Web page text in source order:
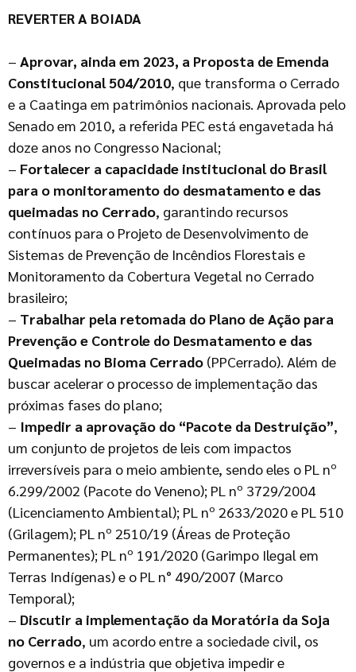
REVERTER A BOIADA
– Aprovar, ainda em 2023, a Proposta de Emenda
Constitucional 504/2010, que transforma o Cerrado
e a Caatinga em patrimônios nacionais. Aprovada pelo
Senado em 2010, a referida PEC está engavetada há
doze anos no Congresso Nacional;
– Fortalecer a capacidade institucional do Brasil
para o monitoramento do desmatamento e das
queimadas no Cerrado, garantindo recursos
contínuos para o Projeto de Desenvolvimento de
Sistemas de Prevenção de Incêndios Florestais e
Monitoramento da Cobertura Vegetal no Cerrado
brasileiro;
– Trabalhar pela retomada do Plano de Ação para
Prevenção e Controle do Desmatamento e das
Queimadas no Bioma Cerrado (PPCerrado). Além de
buscar acelerar o processo de implementação das
próximas fases do plano;
– Impedir a aprovação do “Pacote da Destruição”,
um conjunto de projetos de leis com impactos
irreversíveis para o meio ambiente, sendo eles o PL nº
6.299/2002 (Pacote do Veneno); PL nº 3729/2004
(Licenciamento Ambiental); PL nº 2633/2020 e PL 510
(Grilagem); PL nº 2510/19 (Áreas de Proteção
Permanentes); PL nº 191/2020 (Garimpo Ilegal em
Terras Indígenas) e o PL n° 490/2007 (Marco
Temporal);
– Discutir a implementação da Moratória da Soja
no Cerrado, um acordo entre a sociedade civil, os
governos e a indústria que objetiva impedir e